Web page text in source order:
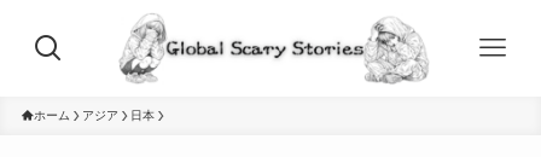
ホーム アジア 日本